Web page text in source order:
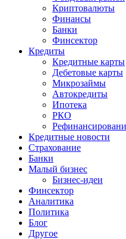
Криптовалюты
Финансы
Банки
Финсектор
Кредиты
Кредитные карты
Дебетовые карты
Микрозаймы
Автокредиты
Ипотека
РКО
Кредитные новости
Страхование
Банки
Малый бизнес
Бизнес-идеи
Финсектор
Аналитика
Политика
Блог
Другое